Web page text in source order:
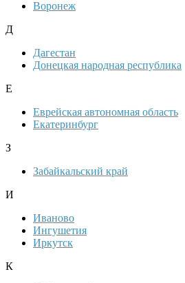
Воронеж
Д
Дагестан
Донецкая народная республика
Е
Еврейская автономная область
Екатеринбург
З
Забайкальский край
И
Иваново
Ингушетия
Иркутск
К